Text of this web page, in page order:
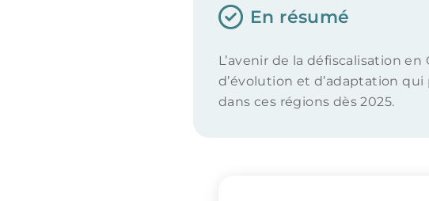
En résumé
L’avenir de la défiscalisation
d’évolution et d’adaptation
dans ces régions dès 2025.